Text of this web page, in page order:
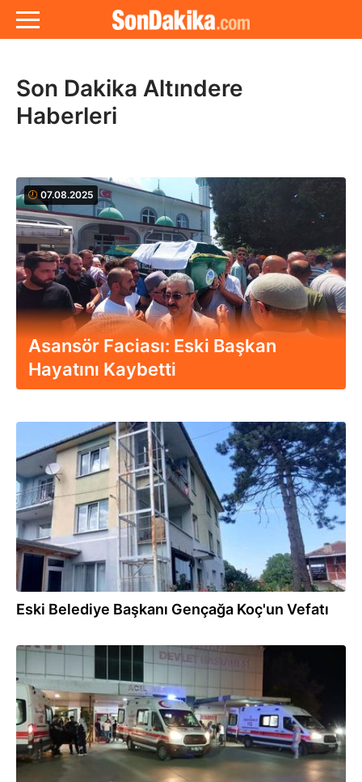
Son Dakika Altındere
Haberleri
07.08.2025
Asansör Faciası: Eski Başkan
Hayatını Kaybetti
07.08.2025
Eski Belediye Başkanı Gençağa Koç'un Vefatı